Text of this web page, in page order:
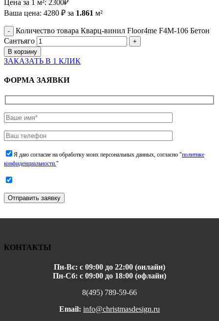
Цена за 1 м²: 2300₽
Ваша цена: 4280 ₽ за 1.861 м²
Количество товара Кварц-винил Floor4me F4M-106 Бетон
Сантьяго
В корзину
ЗАКАЗАТЬ В 1 КЛИК
ФОРМА ЗАЯВКИ
Я даю согласие на обработку моих персональных данных, согласно "политике
конфиденциальности."
Отправить заявку
КОНТАКТЫ
Пн-Вс: с 09:00 до 22:00 (онлайн)
Пн-Сб: с 09:00 до 18:00 (офлайн)
8(495) 789-59-66
Email: info@christmasdesign.ru